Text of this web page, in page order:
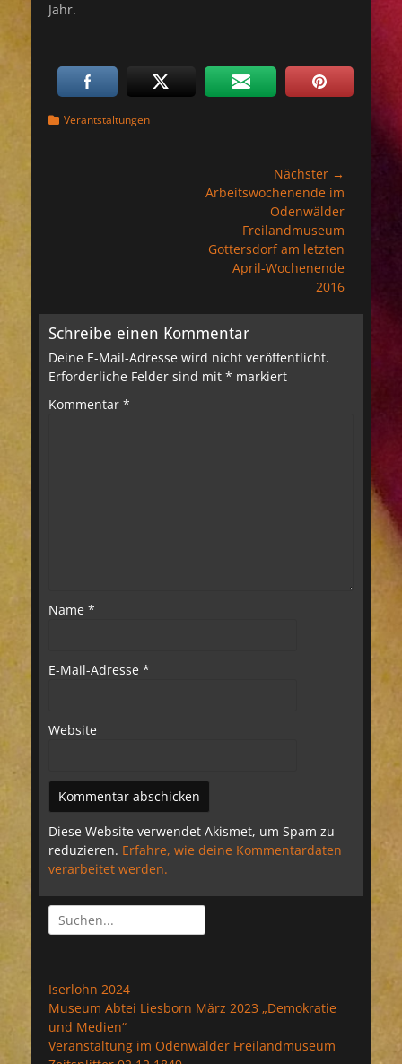
Jahr.
Kategorien
Verantstaltungen
Nächster →
Nächster
Arbeitswochenende im
Odenwälder
Freilandmuseum
Gottersdorf am letzten
April-Wochenende
2016
Schreibe einen Kommentar
Deine E-Mail-Adresse wird nicht veröffentlicht.
Erforderliche Felder sind mit * markiert
Kommentar *
Name *
E-Mail-Adresse *
Website
Diese Website verwendet Akismet, um Spam zu
reduzieren. Erfahre, wie deine Kommentardaten
verarbeitet werden.
Suchen
nach:
Iserlohn 2024
Museum Abtei Liesborn März 2023 „Demokratie
und Medien“
Veranstaltung im Odenwälder Freilandmuseum